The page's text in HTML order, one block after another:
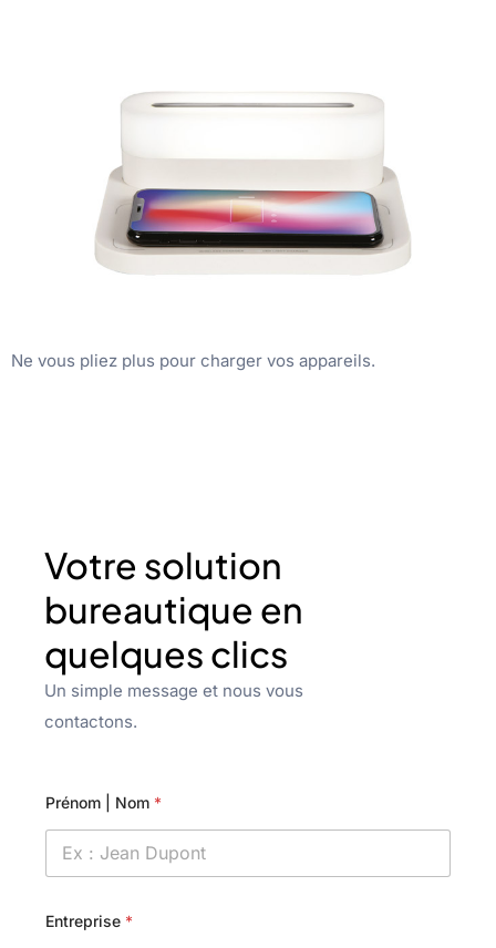
Ne vous pliez plus pour charger vos appareils.
Votre solution
bureautique en
quelques clics
Un simple message et nous vous
contactons.
Prénom | Nom *
Entreprise *